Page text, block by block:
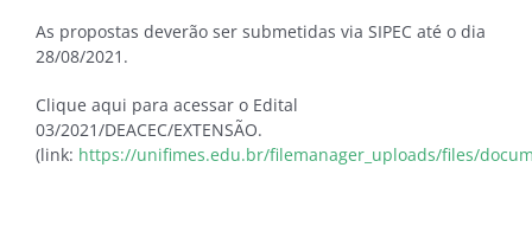
As propostas deverão ser submetidas via SIPEC até o dia
28/08/2021.
Clique aqui para acessar o Edital
03/2021/DEACEC/EXTENSÃO.
(link: https://unifimes.edu.br/filemanager_uploads/files/